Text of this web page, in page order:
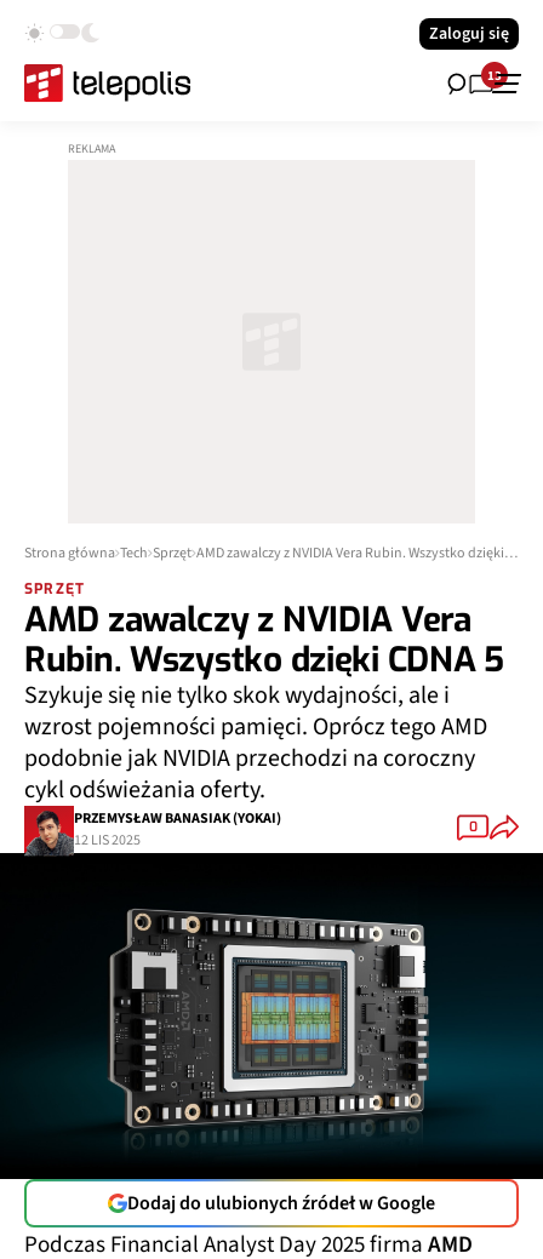
Zaloguj się
13
Strona główna Tech Sprzęt
SPRZĘT
AMD zawalczy z NVIDIA Vera
Rubin. Wszystko dzięki CDNA 5
Szykuje się nie tylko skok wydajności, ale i
wzrost pojemności pamięci. Oprócz tego AMD
podobnie jak NVIDIA przechodzi na coroczny
cykl odświeżania oferty.
PRZEMYSŁAW BANASIAK (YOKAI)
12 LIS 2025
0
Dodaj do ulubionych źródeł w Google
Podczas Financial Analyst Day 2025 firmaAMD